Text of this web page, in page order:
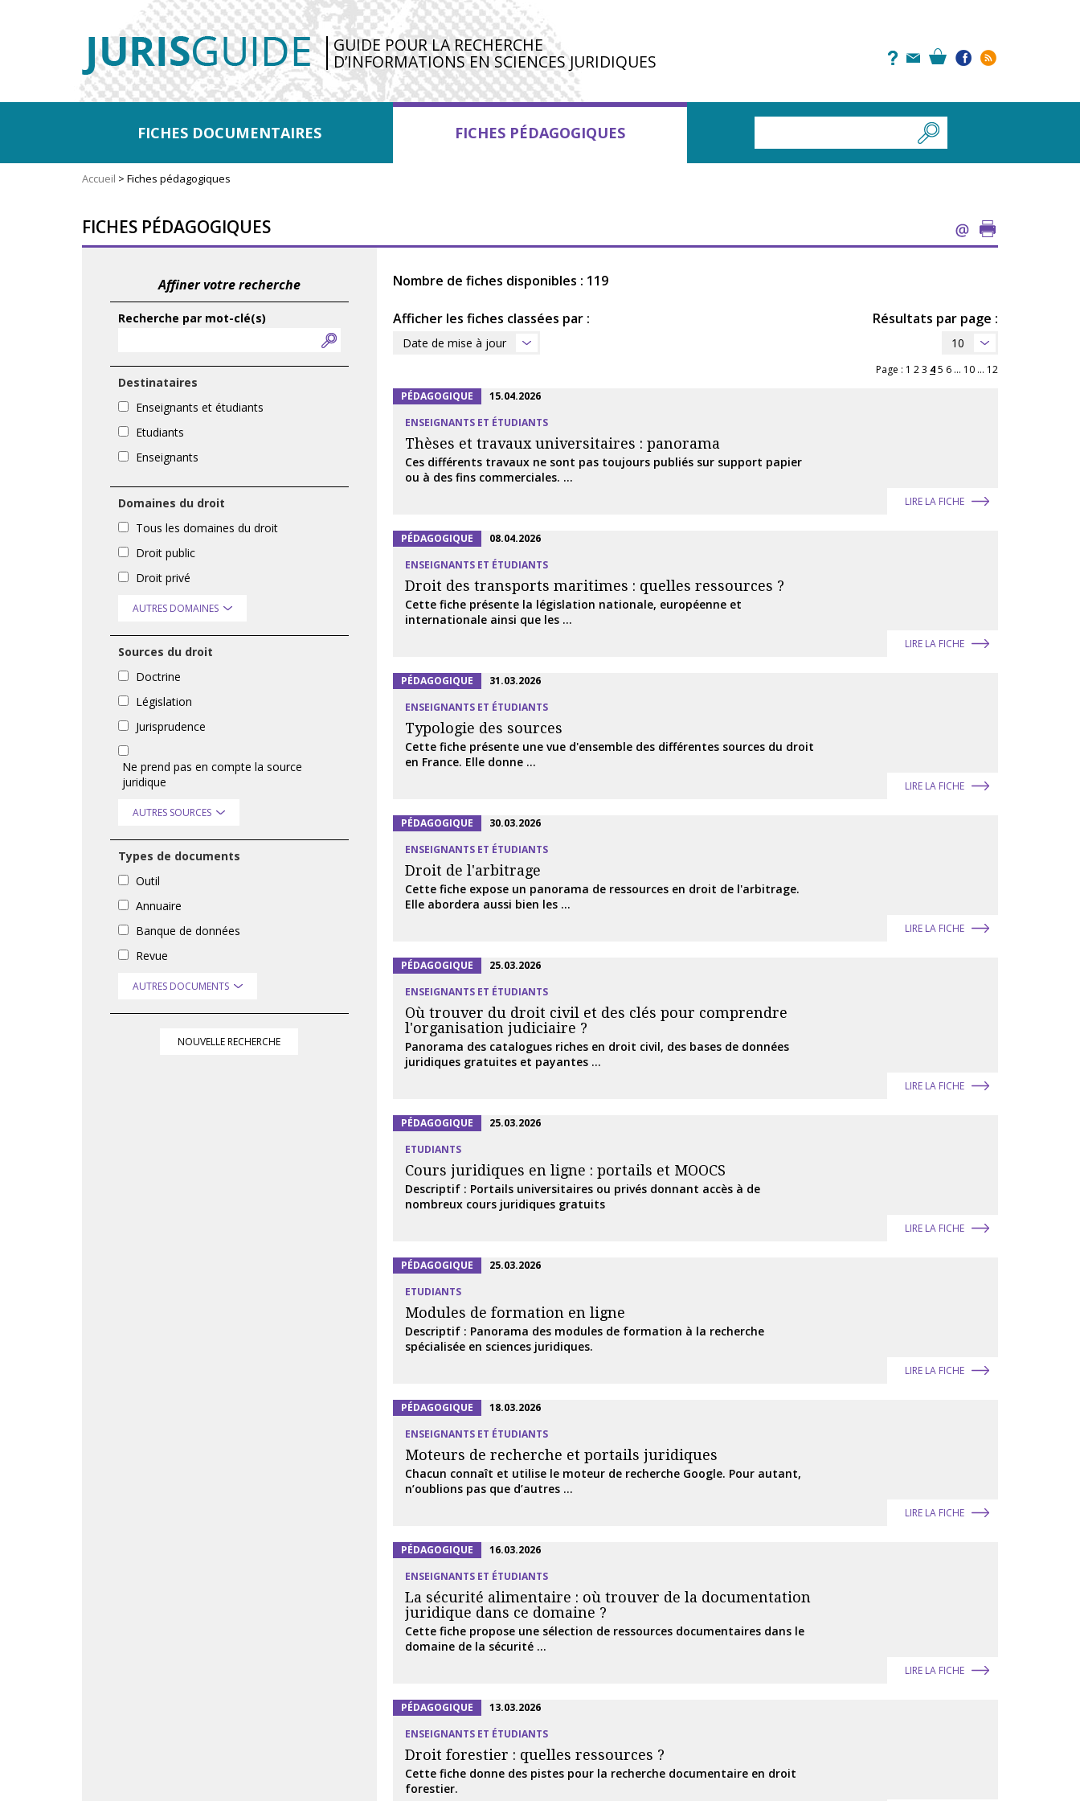
GUIDE POUR LA RECHERCHE
D’INFORMATIONS EN SCIENCES JURIDIQUES
FICHES DOCUMENTAIRES FICHES PÉDAGOGIQUES
Accueil > Fiches pédagogiques
FICHES PÉDAGOGIQUES
Affiner votre recherche
Recherche par mot-clé(s)
Destinataires
Enseignants et étudiants
Etudiants
Enseignants
Domaines du droit
Tous les domaines du droit
Droit public
Droit privé
AUTRES DOMAINES
Sources du droit
Doctrine
Législation
Jurisprudence
Ne prend pas en compte la source
juridique
AUTRES SOURCES
Types de documents
Outil
Annuaire
Banque de données
Revue
AUTRES DOCUMENTS
NOUVELLE RECHERCHE
Nombre de fiches disponibles : 119
Afficher les fiches classées par :
Date de mise à jour
Résultats par page :
10
Page : 1 23 45 6 ... 10 ... 12
PÉDAGOGIQUE
15.04.2026
ENSEIGNANTS ET ÉTUDIANTS
Thèses et travaux universitaires : panorama
Ces différents travaux ne sont pas toujours publiés sur support papier
ou à des fins commerciales. ...
LIRE LA FICHE
PÉDAGOGIQUE
08.04.2026
ENSEIGNANTS ET ÉTUDIANTS
Droit des transports maritimes : quelles ressources ?
Cette fiche présente la législation nationale, européenne et
internationale ainsi que les ...
LIRE LA FICHE
PÉDAGOGIQUE
31.03.2026
ENSEIGNANTS ET ÉTUDIANTS
Typologie des sources
Cette fiche présente une vue d'ensemble des différentes sources du droit
en France. Elle donne ...
LIRE LA FICHE
PÉDAGOGIQUE
30.03.2026
ENSEIGNANTS ET ÉTUDIANTS
Droit de l'arbitrage
Cette fiche expose un panorama de ressources en droit de l'arbitrage.
Elle abordera aussi bien les ...
LIRE LA FICHE
PÉDAGOGIQUE
25.03.2026
ENSEIGNANTS ET ÉTUDIANTS
Où trouver du droit civil et des clés pour comprendre
l'organisation judiciaire ?
Panorama des catalogues riches en droit civil, des bases de données
juridiques gratuites et payantes ...
LIRE LA FICHE
PÉDAGOGIQUE
25.03.2026
ETUDIANTS
Cours juridiques en ligne : portails et MOOCS
Descriptif : Portails universitaires ou privés donnant accès à de
nombreux cours juridiques gratuits
LIRE LA FICHE
PÉDAGOGIQUE
25.03.2026
ETUDIANTS
Modules de formation en ligne
Descriptif : Panorama des modules de formation à la recherche
spécialisée en sciences juridiques.
LIRE LA FICHE
PÉDAGOGIQUE
18.03.2026
ENSEIGNANTS ET ÉTUDIANTS
Moteurs de recherche et portails juridiques
Chacun connaît et utilise le moteur de recherche Google. Pour autant,
n’oublions pas que d’autres ...
LIRE LA FICHE
PÉDAGOGIQUE
16.03.2026
ENSEIGNANTS ET ÉTUDIANTS
La sécurité alimentaire : où trouver de la documentation
juridique dans ce domaine ?
Cette fiche propose une sélection de ressources documentaires dans le
domaine de la sécurité ...
LIRE LA FICHE
PÉDAGOGIQUE
13.03.2026
ENSEIGNANTS ET ÉTUDIANTS
Droit forestier : quelles ressources ?
Cette fiche donne des pistes pour la recherche documentaire en droit
forestier.